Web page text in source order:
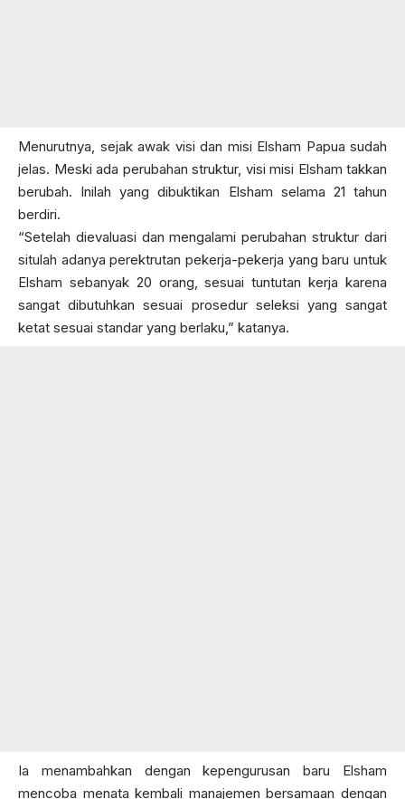
Menurutnya, sejak awak visi dan misi Elsham Papua sudah
jelas. Meski ada perubahan struktur, visi misi Elsham takkan
berubah. Inilah yang dibuktikan Elsham selama 21 tahun
berdiri.
“Setelah dievaluasi dan mengalami perubahan struktur dari
situlah adanya perektrutan pekerja-pekerja yang baru untuk
Elsham sebanyak 20 orang, sesuai tuntutan kerja karena
sangat dibutuhkan sesuai prosedur seleksi yang sangat
ketat sesuai standar yang berlaku,” katanya.
Ia menambahkan dengan kepengurusan baru Elsham
mencoba menata kembali manajemen bersamaan dengan